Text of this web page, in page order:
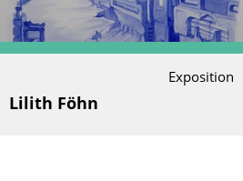
Exposition
Lilith Föhn